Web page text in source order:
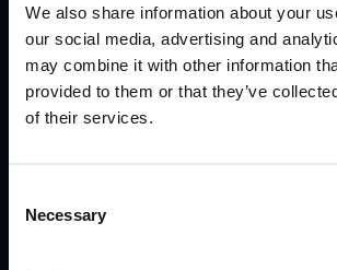
We also share information about your
our social media, advertising and
may combine it with other information
provided to them or that they’ve
of their services.
Selection
Necessary
Работна